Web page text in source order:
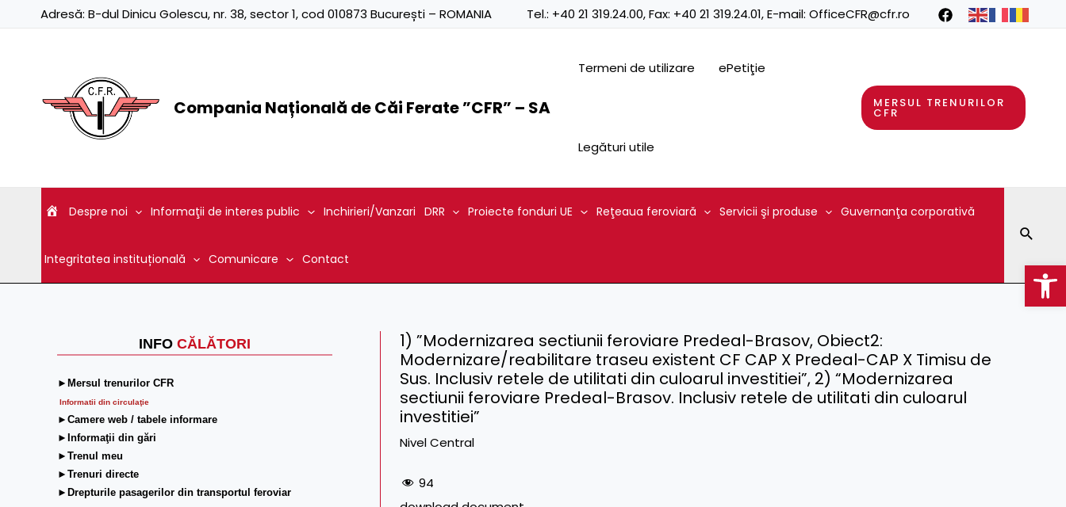
Adresă: B-dul Dinicu Golescu, nr. 38, sector 1, cod 010873 București – ROMANIA Tel.: +40 21 319.24.00, Fax: +40 21 319.24.01, E-mail: OfficeCFR@cfr.ro
Compania Națională de Căi Ferate ”CFR” – SA
Termeni de utilizare ePetiţie
Legături utile
MERSUL TRENURILOR
CFR
Despre noi Informaţii de interes public Inchirieri/Vanzari DRR Proiecte fonduri UE Reţeaua feroviară Servicii şi produse Guvernanţa corporativă
Integritatea instituțională Comunicare Contact
INFO CĂLĂTORI
►Mersul trenurilor CFR
Informatii din circulaţie
►Camere web / tabele informare
►Informaţii din gări
►Trenul meu
►Trenuri directe
►Drepturile pasagerilor din transportul feroviar
1) ”Modernizarea sectiunii feroviare Predeal-Brasov, Obiect2:
Modernizare/reabilitare traseu existent CF CAP X Predeal-CAP X Timisu de
Sus. Inclusiv retele de utilitati din culoarul investitiei”, 2) “Modernizarea
sectiunii feroviare Predeal-Brasov. Inclusiv retele de utilitati din culoarul
investitiei”
Nivel Central
94